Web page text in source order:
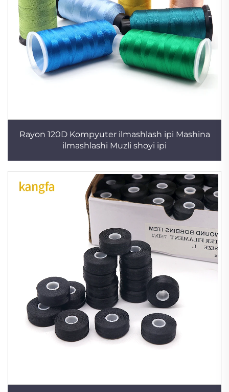
Rayon 120D Kompyuter ilmashlash ipi Mashina
ilmashlashi Muzli shoyi ipi